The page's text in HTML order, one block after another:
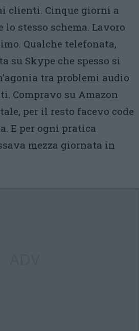
clienti. Cinque giorni a
lo stesso schema. Lavoro
Qualche telefonata,
su Skype che spesso si
tra problemi audio
Compravo su Amazon
per il resto facevo code
E per ogni pratica
mezza giornata in